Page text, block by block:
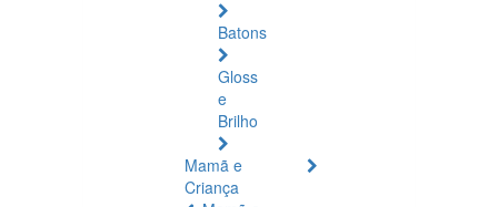
Batons
Gloss
e
Brilho
Mamã e
Criança